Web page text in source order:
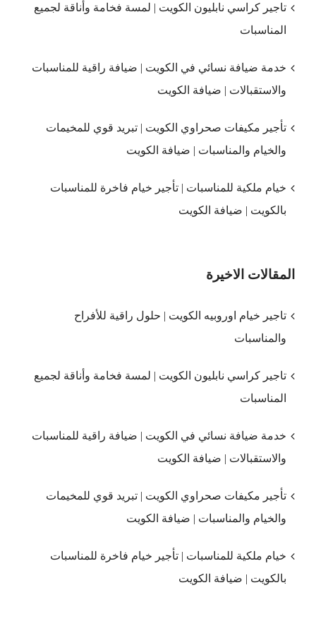
تاجير كراسي نابليون الكويت | لمسة فخامة وأناقة لجميع
المناسبات
خدمة ضيافة نسائي في الكويت | ضيافة راقية للمناسبات
والاستقبالات | ضيافة الكويت
تأجير مكيفات صحراوي الكويت | تبريد قوي للمخيمات
والخيام والمناسبات | ضيافة الكويت
خيام ملكية للمناسبات | تأجير خيام فاخرة للمناسبات
بالكويت | ضيافة الكويت
المقالات الاخيرة
تاجير خيام اوروبيه الكويت | حلول راقية للأفراح
والمناسبات
تاجير كراسي نابليون الكويت | لمسة فخامة وأناقة لجميع
المناسبات
خدمة ضيافة نسائي في الكويت | ضيافة راقية للمناسبات
والاستقبالات | ضيافة الكويت
تأجير مكيفات صحراوي الكويت | تبريد قوي للمخيمات
والخيام والمناسبات | ضيافة الكويت
خيام ملكية للمناسبات | تأجير خيام فاخرة للمناسبات
بالكويت | ضيافة الكويت